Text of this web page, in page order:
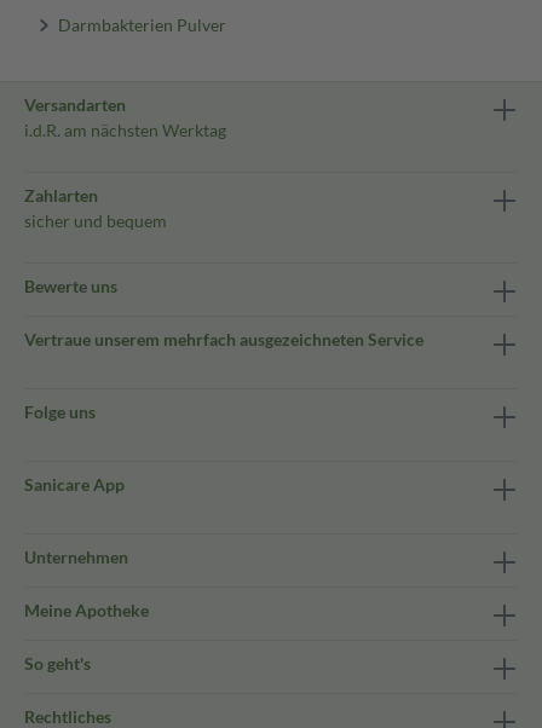
Darmbakterien Pulver
Versandarten
i.d.R. am nächsten Werktag
Zahlarten
sicher und bequem
Bewerte uns
Vertraue unserem mehrfach ausgezeichneten Service
Folge uns
Sanicare App
Unternehmen
Meine Apotheke
So geht's
Rechtliches